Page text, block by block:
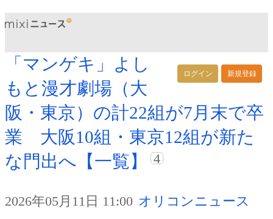
ログイン 新規登録
「マンゲキ」よし
もと漫才劇場（大
阪・東京）の計22組が7月末で卒
業 大阪10組・東京12組が新た
な門出へ【一覧】
4
2026年05月11日 11:00 オリコンニュース